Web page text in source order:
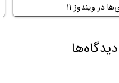
در ویندوز ۱۱